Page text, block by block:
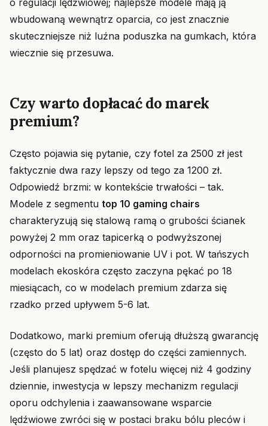
o regulacji lędźwiowej; najlepsze modele mają ją
wbudowaną wewnątrz oparcia, co jest znacznie
skuteczniejsze niż luźna poduszka na gumkach, która
wiecznie się przesuwa.
Czy warto dopłacać do marek
premium?
Często pojawia się pytanie, czy fotel za 2500 zł jest
faktycznie dwa razy lepszy od tego za 1200 zł.
Odpowiedź brzmi: w kontekście trwałości – tak.
Modele z segmentu top 10 gaming chairs
charakteryzują się stalową ramą o grubości ścianek
powyżej 2 mm oraz tapicerką o podwyższonej
odporności na promieniowanie UV i pot. W tańszych
modelach ekoskóra często zaczyna pękać po 18
miesiącach, co w modelach premium zdarza się
rzadko przed upływem 5-6 lat.
Dodatkowo, marki premium oferują dłuższą gwarancję
(często do 5 lat) oraz dostęp do części zamiennych.
Jeśli planujesz spędzać w fotelu więcej niż 4 godziny
dziennie, inwestycja w lepszy mechanizm regulacji
oporu odchylenia i zaawansowane wsparcie
lędźwiowe zwróci się w postaci braku bólu pleców i